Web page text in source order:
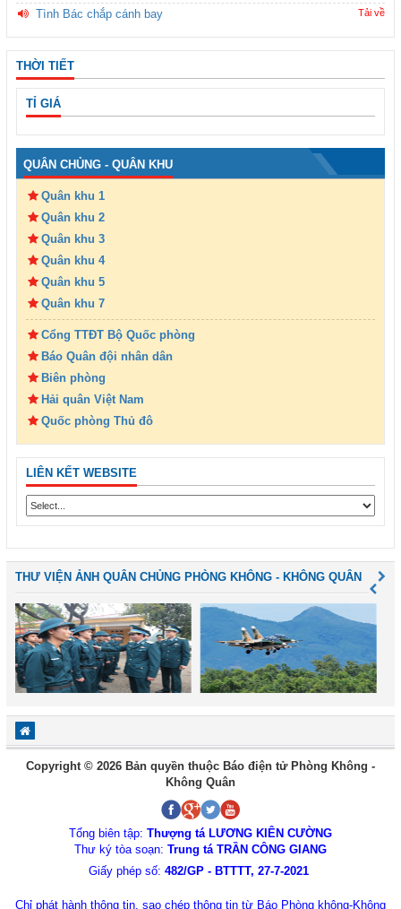
Tình Bác chắp cánh bay Tải về
THỜI TIẾT
TỈ GIÁ
QUÂN CHỦNG - QUÂN KHU
Quân khu 1
Quân khu 2
Quân khu 3
Quân khu 4
Quân khu 5
Quân khu 7
Cổng TTĐT Bộ Quốc phòng
Báo Quân đội nhân dân
Biên phòng
Hải quân Việt Nam
Quốc phòng Thủ đô
LIÊN KẾT WEBSITE
THƯ VIỆN ẢNH QUÂN CHỦNG PHÒNG KHÔNG - KHÔNG QUÂN
Copyright © 2026 Bản quyền thuộc Báo điện tử Phòng Không -
Không Quân
Tổng biên tập: Thượng tá LƯƠNG KIÊN CƯỜNG
Thư ký tòa soạn: Trung tá TRẦN CÔNG GIANG
Giấy phép số: 482/GP - BTTTT, 27-7-2021
Chỉ phát hành thông tin, sao chép thông tin từ Báo Phòng không-Không